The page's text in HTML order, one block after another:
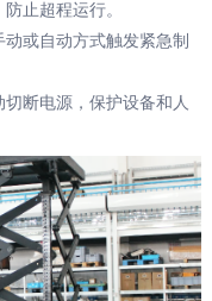
止超程运行。
或自动方式触发紧急制
断电源，保护设备和人